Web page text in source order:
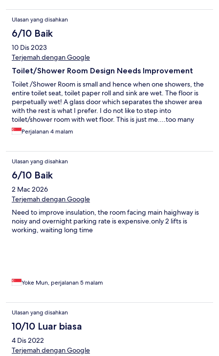
Ulasan yang disahkan
6/10 Baik
10 Dis 2023
Terjemah dengan Google
Toilet/Shower Room Design Needs Improvement
Toilet /Shower Room is small and hence when one showers, the
entire toilet seat, toilet paper roll and sink are wet. The floor is
perpetually wet! A glass door which separates the shower area
with the rest is what I prefer. I do not like to step into
toilet/shower room with wet floor. This is just me....too many
pilot lights flashing (wifi modem, two aircons, peep hole and fire
alarm sensor) when lights off...difficult to get into sleep. Well
Perjalanan 4 malam
Ulasan yang disahkan
6/10 Baik
2 Mac 2026
Terjemah dengan Google
Need to improve insulation, the room facing main haighway is
noisy and overnight parking rate is expensive.only 2 lifts is
working, waiting long time
Yoke Mun, perjalanan 5 malam
Ulasan yang disahkan
10/10 Luar biasa
4 Dis 2022
Terjemah dengan Google